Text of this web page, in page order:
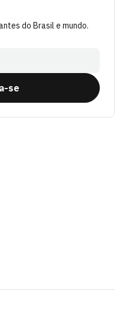
do Brasil e mundo.
se